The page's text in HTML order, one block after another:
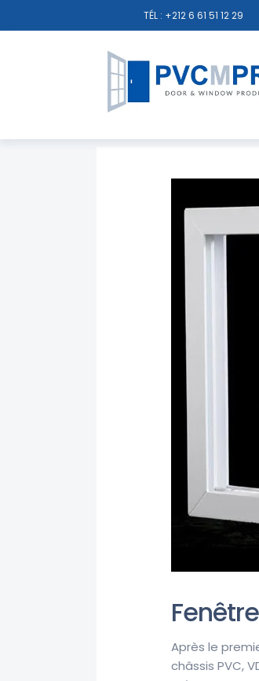
TÉL : +212 6 61 51 12 29
Après le
châssis PVC,